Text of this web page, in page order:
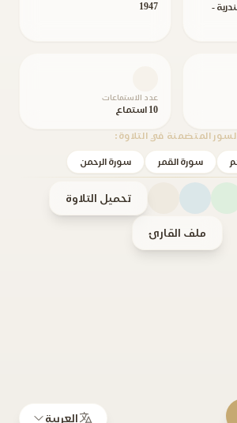
-
1947
عدد الاستماعات
10 استماع
المتضمنة في التلاوة:
سورة القمر سورة الرحمن
تحميل التلاوة
ملف القارئ
العربية